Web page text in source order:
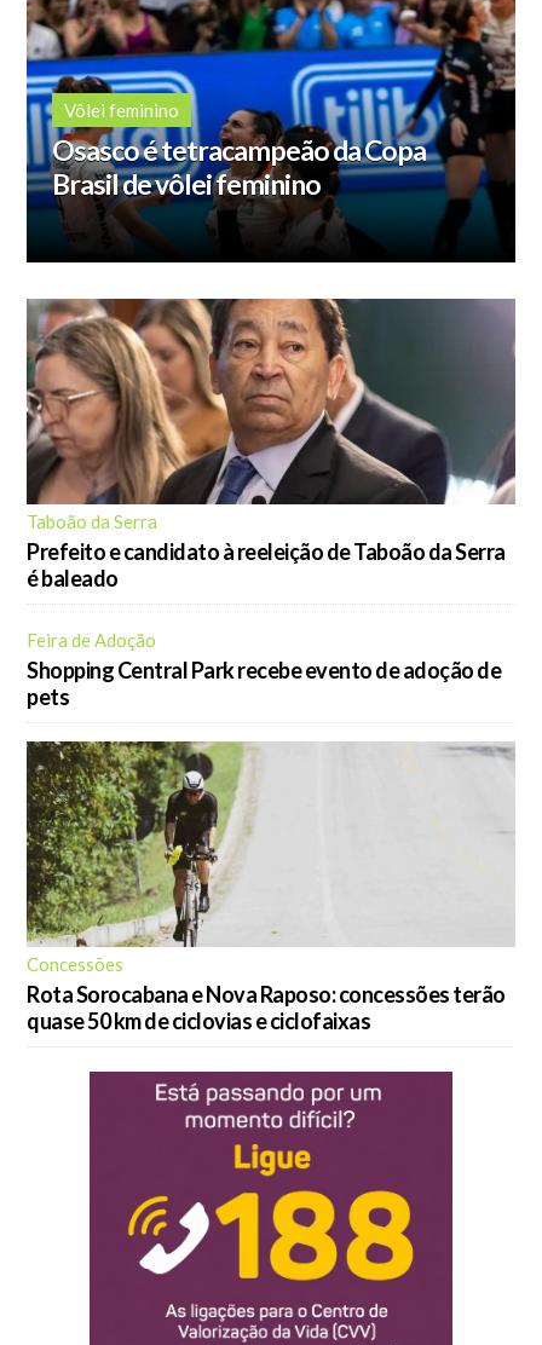
Vôlei feminino
Osasco é tetracampeão da Copa
Brasil de vôlei feminino
Taboão da Serra
Prefeito e candidato à reeleição de Taboão da Serra
é baleado
Feira de Adoção
Shopping Central Park recebe evento de adoção de
pets
Concessões
Rota Sorocabana e Nova Raposo: concessões terão
quase 50 km de ciclovias e ciclofaixas